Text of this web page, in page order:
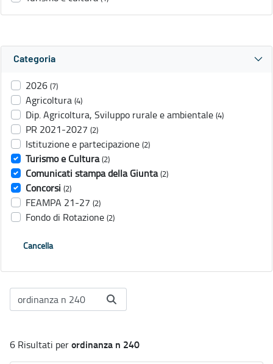
Categoria
2026 (7)
Agricoltura (4)
Dip. Agricoltura, Sviluppo rurale e ambientale (4)
PR 2021-2027 (2)
Istituzione e partecipazione (2)
Turismo e Cultura (2)
Comunicati stampa della Giunta (2)
Concorsi (2)
FEAMPA 21-27 (2)
Fondo di Rotazione (2)
Cancella
6 Risultati perordinanza n 240